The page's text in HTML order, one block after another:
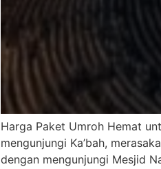
Harga Paket Umroh Hemat
mengunjungi Ka’bah,
dengan mengunjungi Mesjid